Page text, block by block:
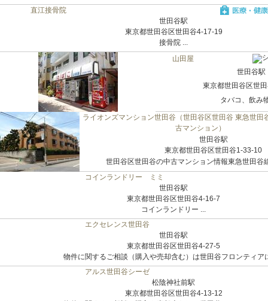
直江接骨院
世田谷駅
東京都世田谷区世田谷4-17-19
接骨院 ...
山田屋
世田谷駅
東京都世田谷区世
タバコ、飲み
ライオンズマンション世田谷（世田谷区世田谷 東急世田
古マンション）
世田谷駅
東京都世田谷区世田谷1-33-10
世田谷区世田谷の中古マンション情報東急世田谷
コインランドリー ミミ
世田谷駅
東京都世田谷区世田谷4-16-7
コインランドリー ...
エクセレンス世田谷
世田谷駅
東京都世田谷区世田谷4-27-5
物件に関するご相談（購入や売却含む）は世田谷フロンティア
アルス世田谷シーゼ
松陰神社前駅
東京都世田谷区世田谷4-13-12